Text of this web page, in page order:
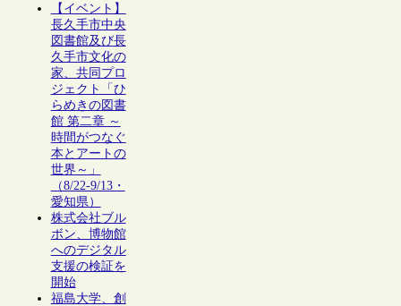
【イベント】
長久手市中央
図書館及び長
久手市文化の
家、共同プロ
ジェクト「ひ
らめきの図書
館 第二章 ～
時間がつなぐ
本とアートの
世界～」
（8/22-9/13・
愛知県）
株式会社ブル
ボン、博物館
へのデジタル
支援の検証を
開始
福島大学、創